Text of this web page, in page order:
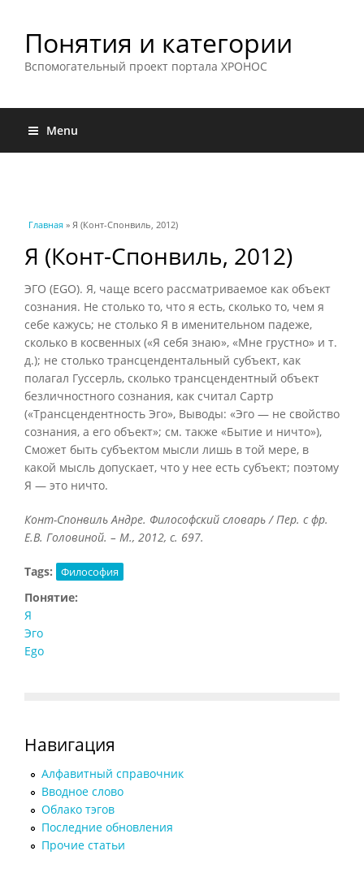
Понятия и категории
Вспомогательный проект портала ХРОНОС
Menu
Вы здесь
Главная » Я (Конт-Спонвиль, 2012)
Я (Конт-Спонвиль, 2012)
ЭГО (EGO). Я, чаще всего рассматриваемое как объект
сознания. Не столько то, что я есть, сколько то, чем я
себе кажусь; не столько Я в именительном падеже,
сколько в косвенных («Я себя знаю», «Мне грустно» и т.
д.); не столько трансцендентальный субъект, как
полагал Гуссерль, сколько трансцендентный объект
безличностного сознания, как считал Сартр
(«Трансцендентность Эго», Выводы: «Эго — не свойство
сознания, а его объект»; см. также «Бытие и ничто»),
Сможет быть субъектом мысли лишь в той мере, в
какой мысль допускает, что у нее есть субъект; поэтому
Я — это ничто.
Конт-Спонвиль Андре. Философский словарь / Пер. с фр.
Е.В. Головиной. – М., 2012, с. 697.
Tags: Философия
Понятие:
Я
Эго
Ego
Навигация
Алфавитный справочник
Вводное слово
Облако тэгов
Последние обновления
Прочие статьи